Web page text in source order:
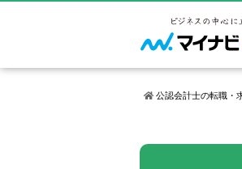
公認会計士の転職・